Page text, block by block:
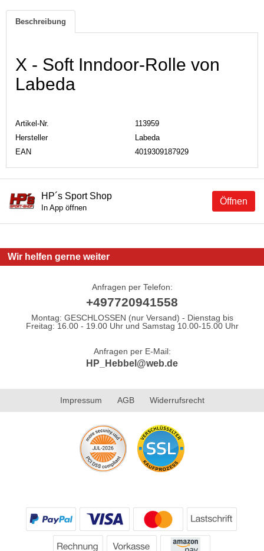
Beschreibung
X - Soft Inndoor-Rolle von
Labeda
Artikel-Nr.
113959
Hersteller
Labeda
EAN
4019309187929
Öffnen
HP´s Sport Shop
In App öffnen
Wir helfen gerne weiter
Anfragen per Telefon:
+497720941558
Montag: GESCHLOSSEN (nur Versand) - Dienstag bis
Freitag: 16.00 - 19.00 Uhr und Samstag 10.00-15.00 Uhr
Anfragen per E-Mail:
HP_Hebbel@web.de
Impressum AGB Widerrufsrecht